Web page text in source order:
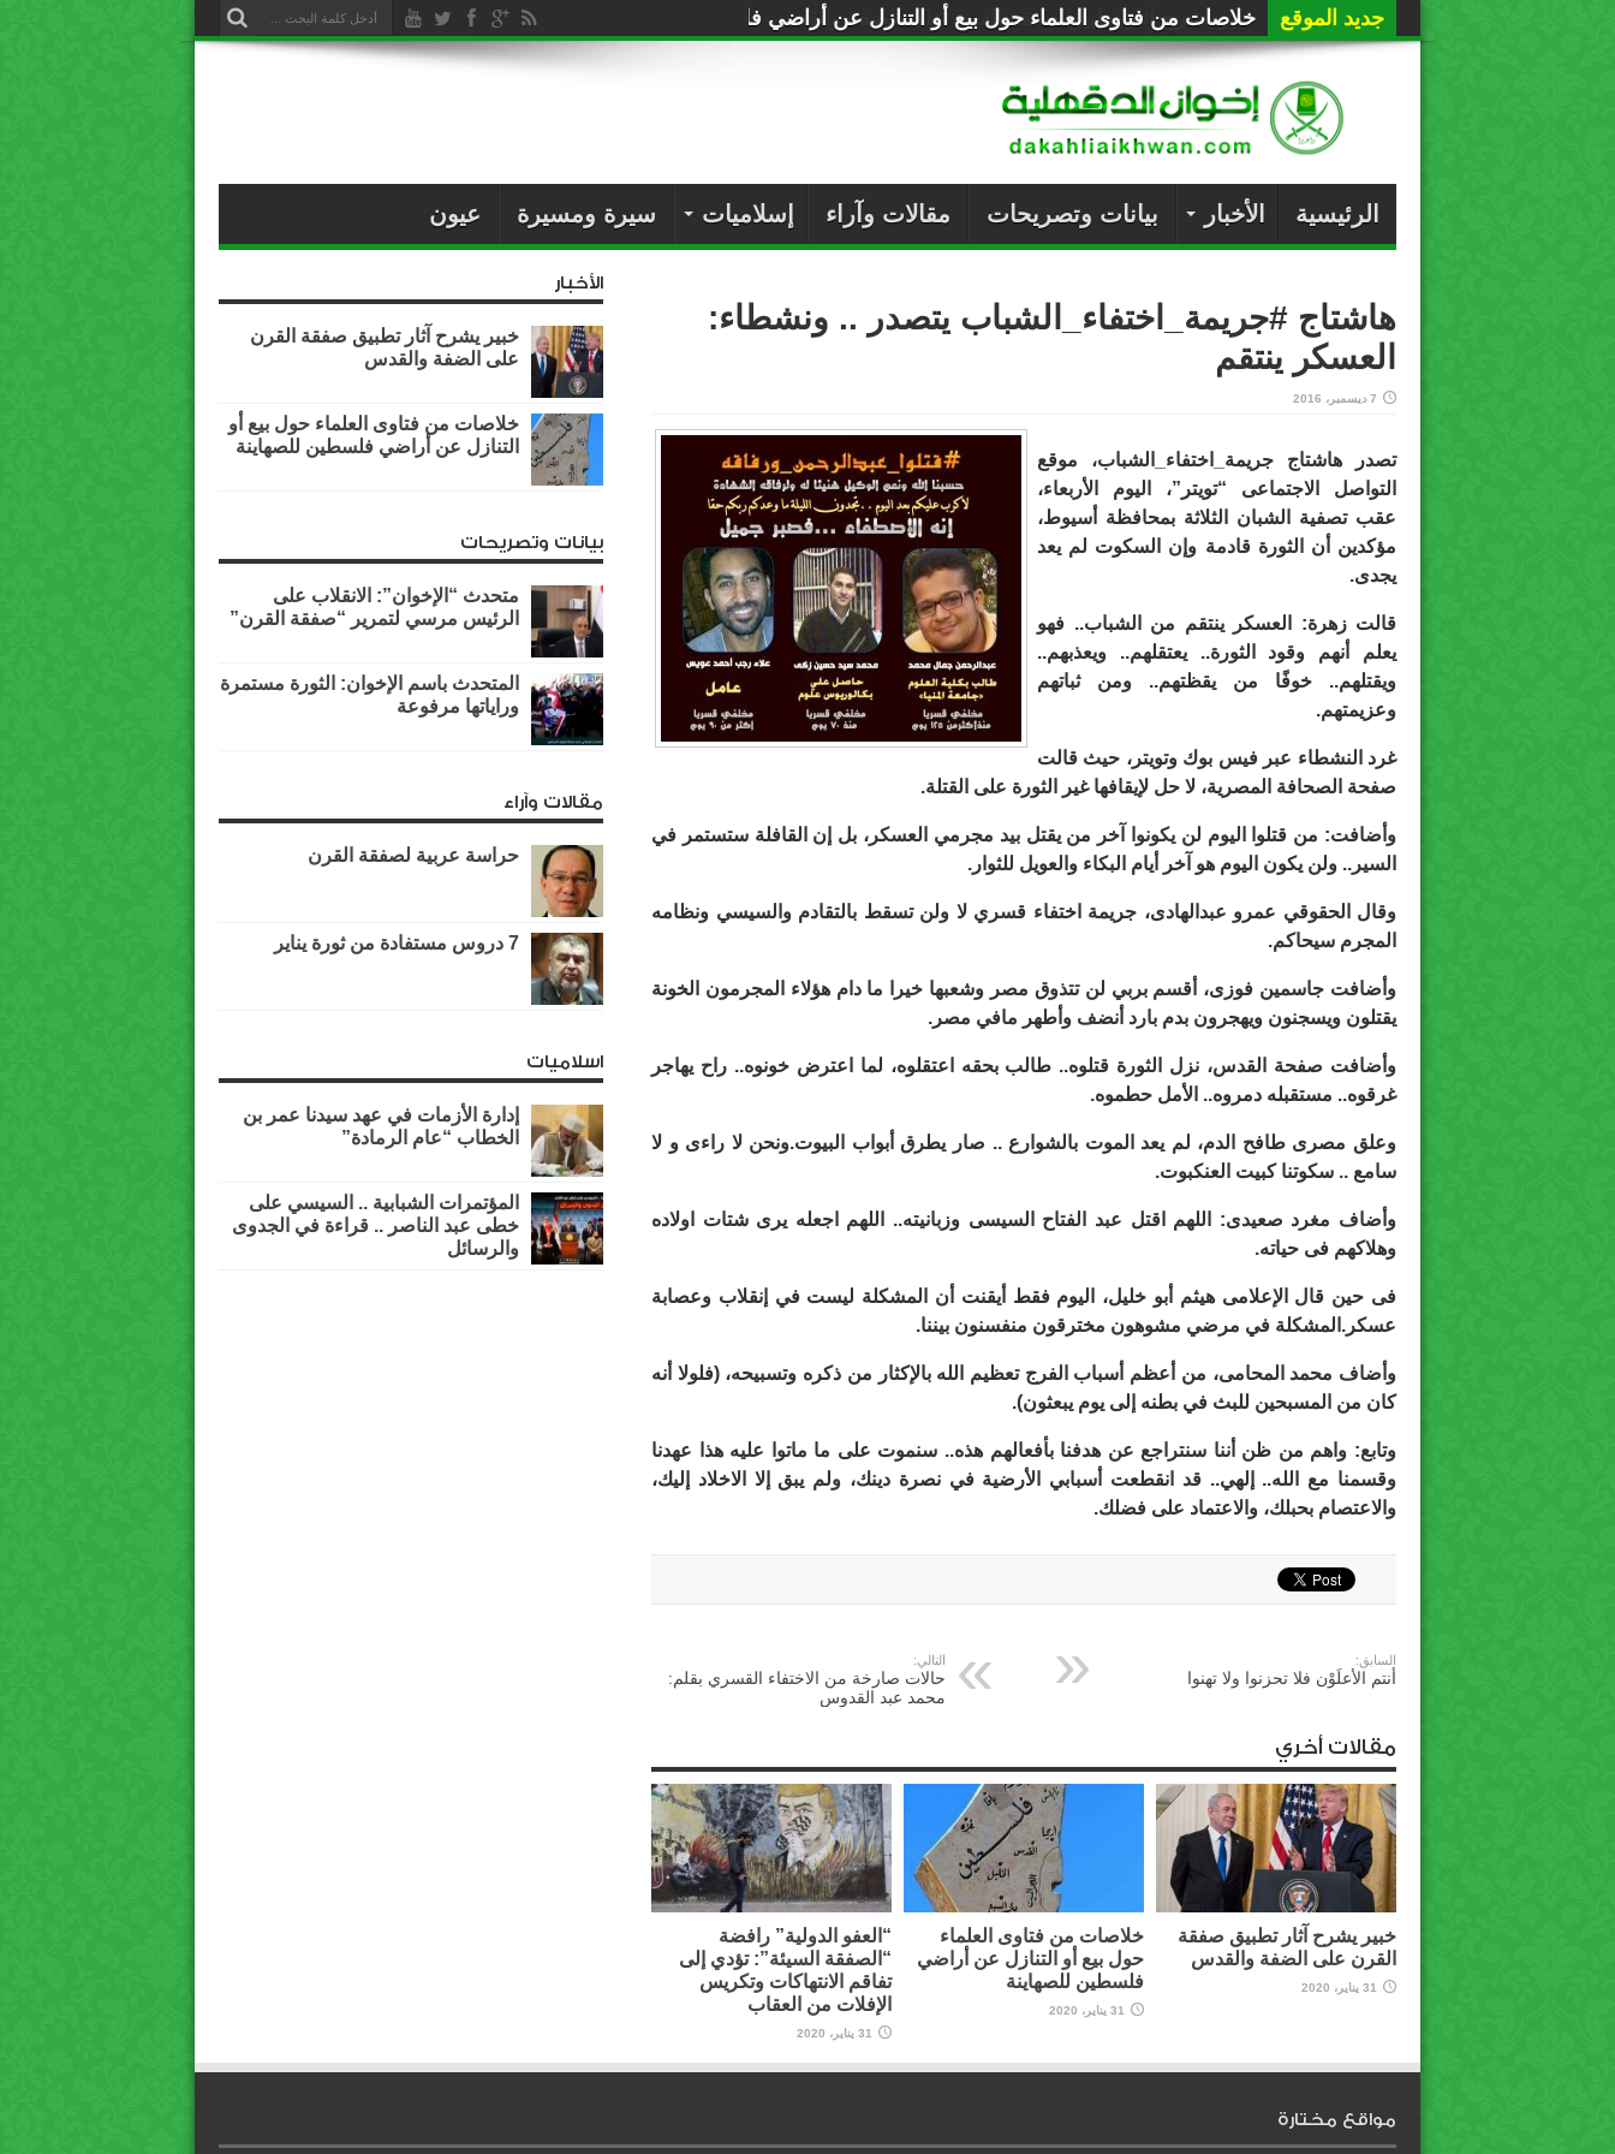
جديد الموقع خلاصات من فتاوى العلماء حول بيع أو التنازل عن أراضي فلسطين للصهاينة
الرئيسية الأخبار بيانات وتصريحات مقالات وآراء إسلاميات سيرة ومسيرة عيون
هاشتاج #جريمة_اختفاء_الشباب يتصدر .. ونشطاء:
العسكر ينتقم
7 ديسمبر، 2016
تصدر هاشتاج جريمة_اختفاء_الشباب، موقع
التواصل الاجتماعى “تويتر”، اليوم الأربعاء،
عقب تصفية الشبان الثلاثة بمحافظة أسيوط،
مؤكدين أن الثورة قادمة وإن السكوت لم يعد
يجدى.
قالت زهرة: العسكر ينتقم من الشباب.. فهو
يعلم أنهم وقود الثورة.. يعتقلهم.. ويعذبهم..
ويقتلهم.. خوفًا من يقظتهم.. ومن ثباتهم
وعزيمتهم.
غرد النشطاء عبر فيس بوك وتويتر، حيث قالت
صفحة الصحافة المصرية، لا حل لإيقافها غير الثورة على القتلة.
وأضافت: من قتلوا اليوم لن يكونوا آخر من يقتل بيد مجرمي العسكر، بل إن القافلة ستستمر في
السير.. ولن يكون اليوم هو آخر أيام البكاء والعويل للثوار.
وقال الحقوقي عمرو عبدالهادى، جريمة اختفاء قسري لا ولن تسقط بالتقادم والسيسي ونظامه
المجرم سيحاكم.
وأضافت جاسمين فوزى، أقسم بربي لن تتذوق مصر وشعبها خيرا ما دام هؤلاء المجرمون الخونة
يقتلون ويسجنون ويهجرون بدم بارد أنضف وأطهر مافي مصر.
وأضافت صفحة القدس، نزل الثورة قتلوه.. طالب بحقه اعتقلوه، لما اعترض خونوه.. راح يهاجر
غرقوه.. مستقبله دمروه.. الأمل حطموه.
وعلق مصرى طافح الدم، لم يعد الموت بالشوارع .. صار يطرق أبواب البيوت.ونحن لا راءى و لا
سامع .. سكوتنا كبيت العنكبوت.
وأضاف مغرد صعيدى: اللهم اقتل عبد الفتاح السيسى وزبانيته.. اللهم اجعله يرى شتات اولاده
وهلاكهم فى حياته.
فى حين قال الإعلامى هيثم أبو خليل، اليوم فقط أيقنت أن المشكلة ليست في إنقلاب وعصابة
عسكر.المشكلة في مرضي مشوهون مخترقون منفسنون بيننا.
وأضاف محمد المحامى، من أعظم أسباب الفرج تعظيم الله بالإكثار من ذكره وتسبيحه، (فلولا أنه
كان من المسبحين للبث في بطنه إلى يوم يبعثون).
وتابع: واهم من ظن أننا سنتراجع عن هدفنا بأفعالهم هذه.. سنموت على ما ماتوا عليه هذا عهدنا
وقسمنا مع الله.. إلهي.. قد انقطعت أسبابي الأرضية في نصرة دينك، ولم يبق إلا الاخلاد إليك،
والاعتصام بحبلك، والاعتماد على فضلك.
السابق:
أنتم الأعلَوْن فلا تحزنوا ولا تهنوا
التالي:
حالات صارخة من الاختفاء القسري بقلم:
محمد عبد القدوس
مقالات أخري
خبير يشرح آثار تطبيق صفقة
القرن على الضفة والقدس
31 يناير، 2020
خلاصات من فتاوى العلماء
حول بيع أو التنازل عن أراضي
فلسطين للصهاينة
31 يناير، 2020
“العفو الدولية” رافضة
“الصفقة السيئة”: تؤدي إلى
تفاقم الانتهاكات وتكريس
الإفلات من العقاب
31 يناير، 2020
الأخبار
خبير يشرح آثار تطبيق صفقة القرن
على الضفة والقدس
خلاصات من فتاوى العلماء حول بيع أو
التنازل عن أراضي فلسطين للصهاينة
بيانات وتصريحات
متحدث “الإخوان”: الانقلاب على
الرئيس مرسي لتمرير “صفقة القرن”
المتحدث باسم الإخوان: الثورة مستمرة
وراياتها مرفوعة
مقالات وآراء
حراسة عربية لصفقة القرن
7 دروس مستفادة من ثورة يناير
اسلاميات
إدارة الأزمات في عهد سيدنا عمر بن
الخطاب “عام الرمادة”
المؤتمرات الشبابية .. السيسي على
خطى عبد الناصر .. قراءة في الجدوى
والرسائل
مواقع مختارة